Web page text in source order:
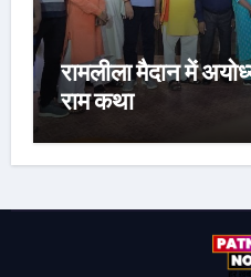
रामलीला मैदान में
राम कथा